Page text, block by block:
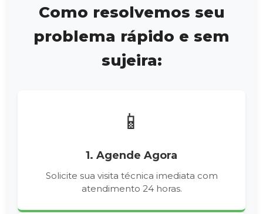
Como resolvemos seu
problema rápido e sem
sujeira:
📱
1. Agende Agora
Solicite sua visita técnica imediata com
atendimento 24 horas.